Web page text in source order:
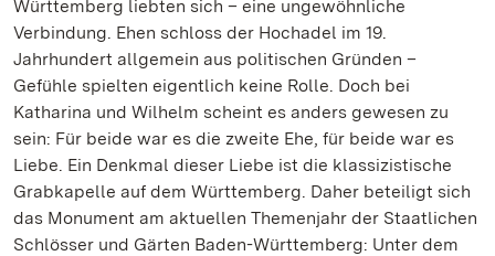
Württemberg liebten sich – eine ungewöhnliche
Verbindung. Ehen schloss der Hochadel im 19.
Jahrhundert allgemein aus politischen Gründen –
Gefühle spielten eigentlich keine Rolle. Doch bei
Katharina und Wilhelm scheint es anders gewesen zu
sein: Für beide war es die zweite Ehe, für beide war es
Liebe. Ein Denkmal dieser Liebe ist die klassizistische
Grabkapelle auf dem Württemberg. Daher beteiligt sich
das Monument am aktuellen Themenjahr der Staatlichen
Schlösser und Gärten Baden-Württemberg: Unter dem